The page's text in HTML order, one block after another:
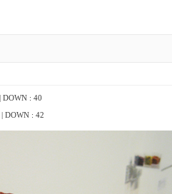
| DOWN : 40
| DOWN : 42